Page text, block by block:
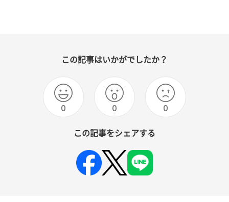
この記事はいかがでしたか？
0 0 0
この記事をシェアする